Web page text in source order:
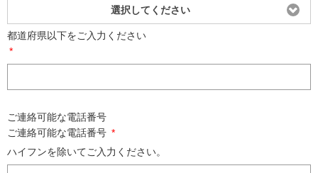
選択してください
都道府県以下をご入力ください
*
ご連絡可能な電話番号
ご連絡可能な電話番号 *
ハイフンを除いてご入力ください。